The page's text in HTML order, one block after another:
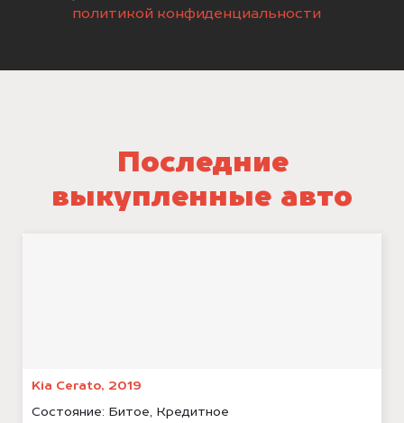
политикой конфиденциальности
Последние
выкупленные авто
Kia Cerato, 2019
Состояние: Битое, Кредитное